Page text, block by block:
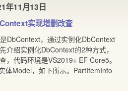
年11月13日
实现增删改查
DbContext，通过实例化DbContext
介绍实例化DbContext的2种方式，
，代码环境是VS2019+ EF Core5。
体Model，如下所示。PartItemInfo